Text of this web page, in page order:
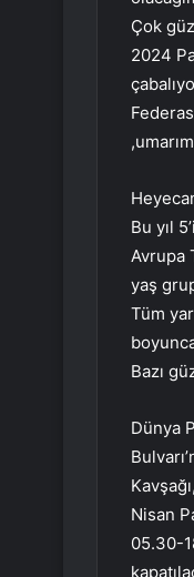
Çok
2024
Bu yıl
Avrupa
yaş
Tüm
Bazı
Dünya
Nisan
05.30-